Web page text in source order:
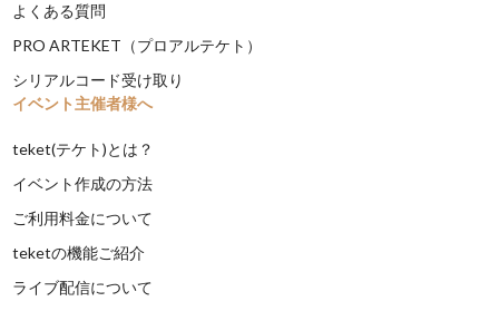
よくある質問
PRO ARTEKET（プロアルテケト）
シリアルコード受け取り
イベント主催者様へ
teket(テケト)とは？
イベント作成の方法
ご利用料金について
teketの機能ご紹介
ライブ配信について